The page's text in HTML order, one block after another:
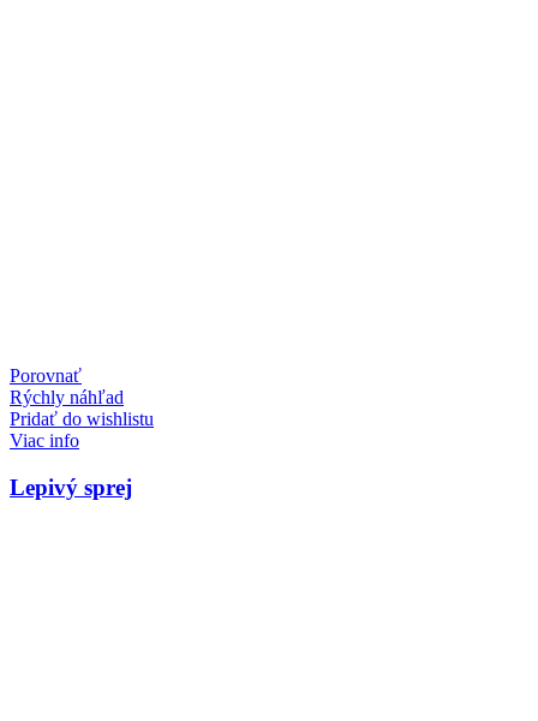
Porovnať
Rýchly náhľad
Pridať do wishlistu
Viac info
Lepivý sprej